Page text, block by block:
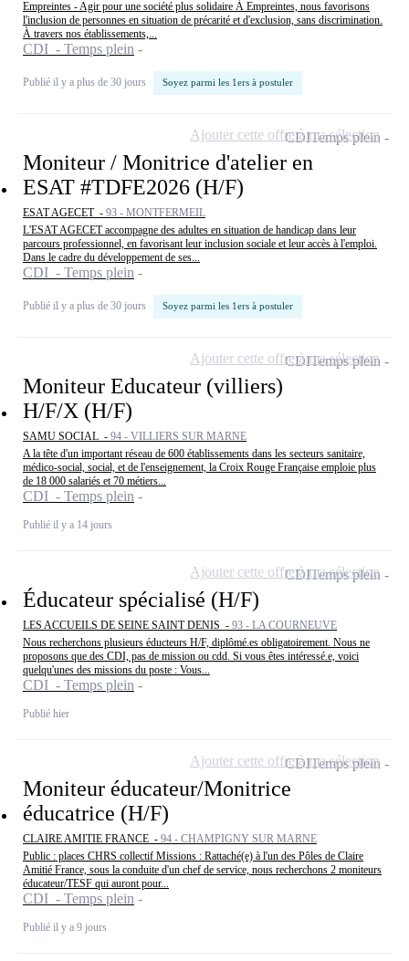
Empreintes - Agir pour une société plus solidaire À Empreintes, nous favorisons
l'inclusion de personnes en situation de précarité et d'exclusion, sans discrimination.
À travers nos établissements,...
CDI - Temps plein
Publié il y a plus de 30 jours Soyez parmi les 1ers à postuler
Moniteur / Monitrice d'atelier en
ESAT #TDFE2026 (H/F)
ESAT AGECET - 93 - MONTFERMEIL
L'ESAT AGECET accompagne des adultes en situation de handicap dans leur
parcours professionnel, en favorisant leur inclusion sociale et leur accès à l'emploi.
Dans le cadre du développement de ses...
CDI - Temps plein
Publié il y a plus de 30 jours Soyez parmi les 1ers à postuler
CDITemps plein
Ajouter cette offre à ma sélection
Moniteur Educateur (villiers)
H/F/X (H/F)
SAMU SOCIAL - 94 - VILLIERS SUR MARNE
A la tête d'un important réseau de 600 établissements dans les secteurs sanitaire,
médico-social, social, et de l'enseignement, la Croix Rouge Française emploie plus
de 18 000 salariés et 70 métiers...
CDI - Temps plein
Publié il y a 14 jours
CDITemps plein
Ajouter cette offre à ma sélection
Éducateur spécialisé (H/F)
LES ACCUEILS DE SEINE SAINT DENIS - 93 - LA COURNEUVE
Nous recherchons plusieurs éducteurs H/F, diplômé.es obligatoirement. Nous ne
proposons que des CDI, pas de mission ou cdd. Si vous êtes intéressé.e, voici
quelqu'unes des missions du poste : Vous...
CDI - Temps plein
Publié hier
CDITemps plein
Ajouter cette offre à ma sélection
Moniteur éducateur/Monitrice
éducatrice (H/F)
CLAIRE AMITIE FRANCE - 94 - CHAMPIGNY SUR MARNE
Public : places CHRS collectif Missions : Rattaché(e) à l'un des Pôles de Claire
Amitié France, sous la conduite d'un chef de service, nous recherchons 2 moniteurs
éducateur/TESF qui auront pour...
CDI - Temps plein
Publié il y a 9 jours
CDITemps plein
Ajouter cette offre à ma sélection